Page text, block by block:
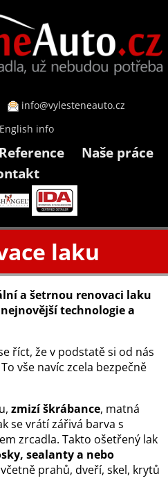
info@vylesteneauto.cz
info
Reference
Naše práce
laku
a šetrnou renovaci laku
nejnovější technologie a
říct, že v podstatě si od nás
vše navíc zcela bezpečně
zmizí škrábance, matná
se vrátí zářivá barva s
zrcadla. Takto ošetřený lak
sealanty a nebo
prahů, dveří, skel, krytů